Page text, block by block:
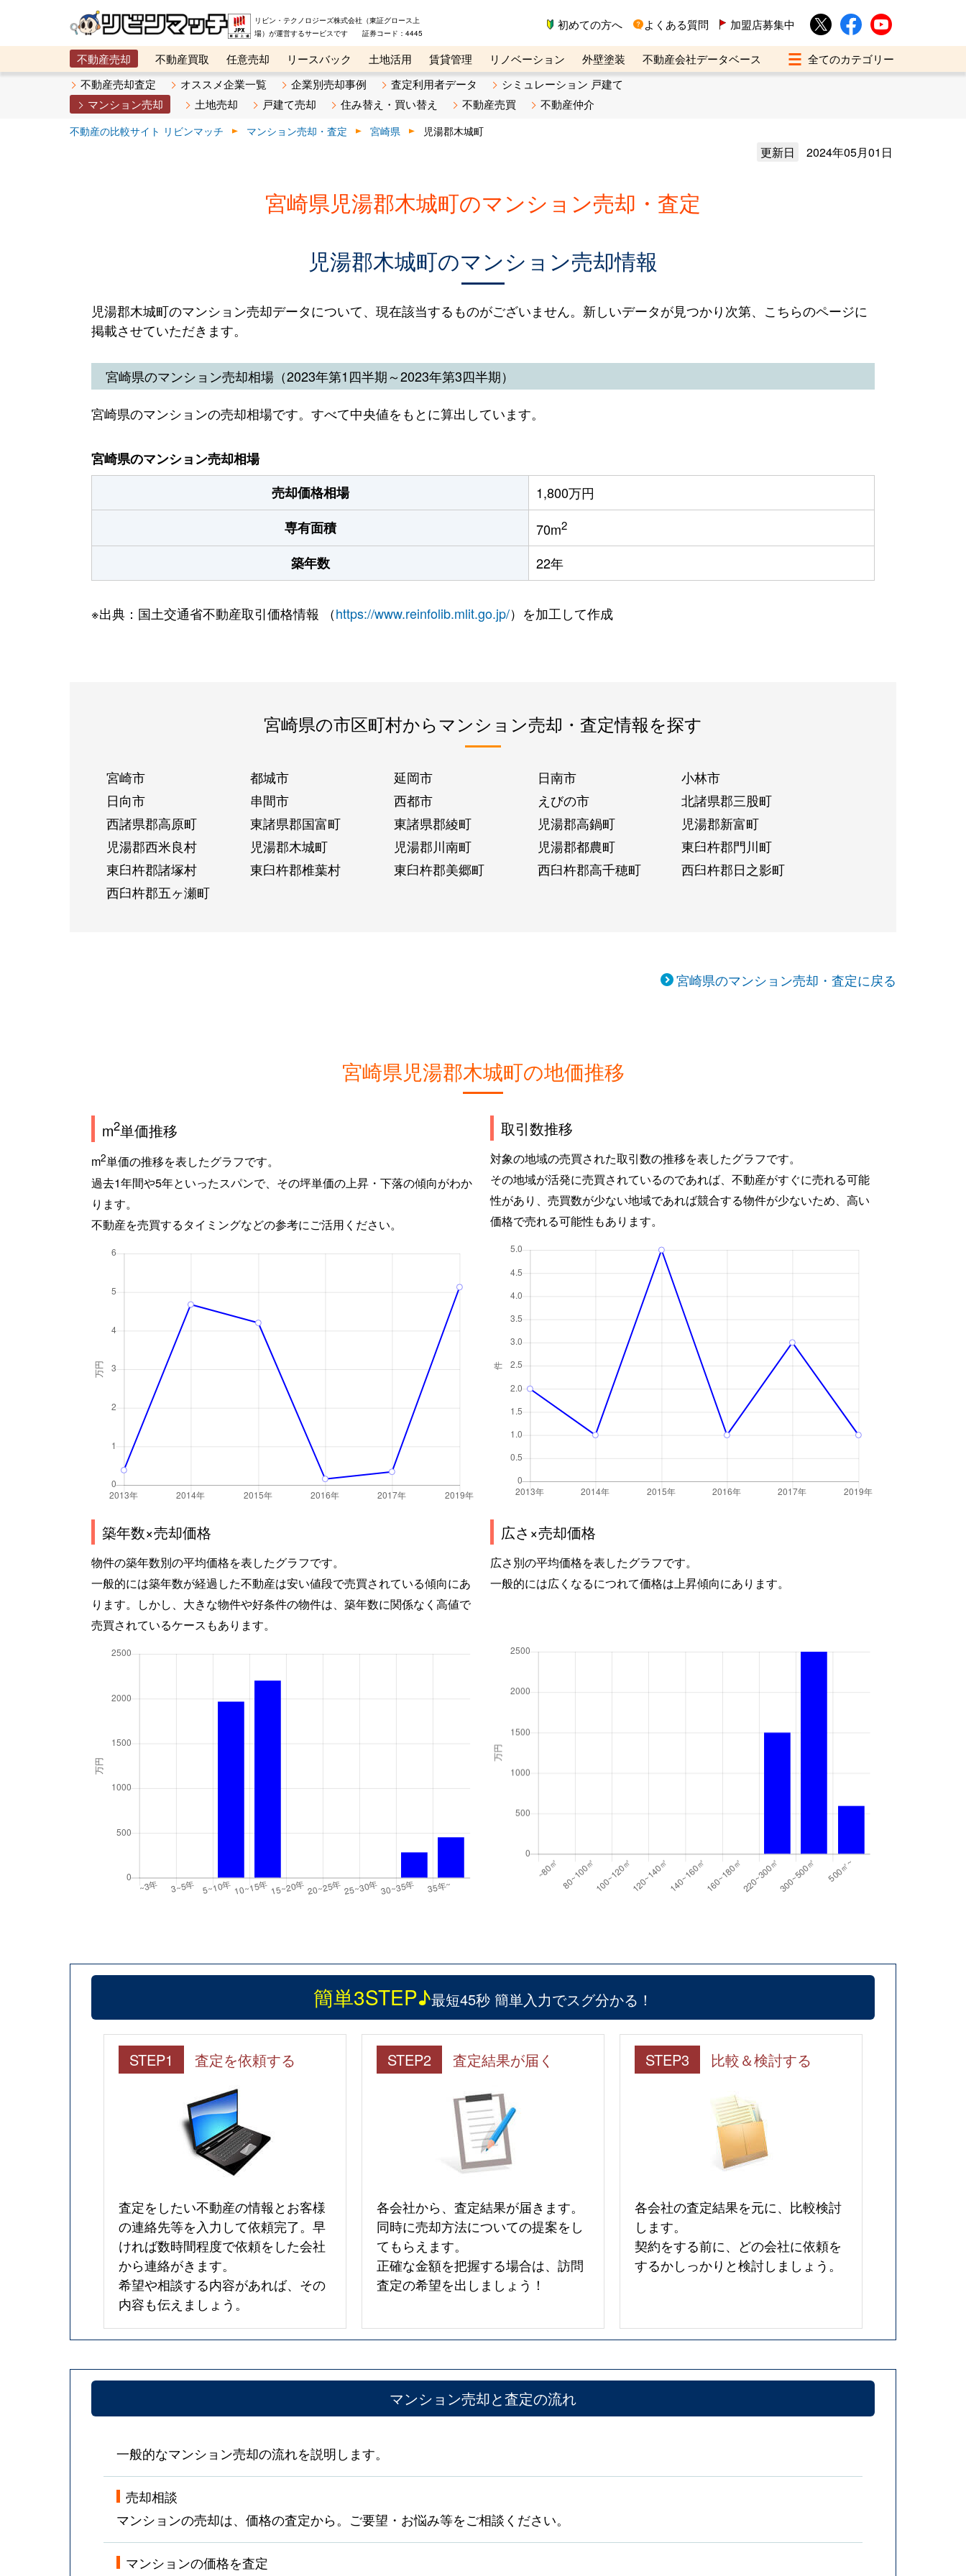
リビン・テクノロジーズ株式会社（東証グロース上
場）が運営するサービスです 証券コード：4445
初めての方へ よくある質問 加盟店募集中
不動産売却 不動産買取 任意売却 リースバック 土地活用 賃貸管理 リノベーション 外壁塗装
不動産会社データベース
メタ住宅展示場
ベスト不動産カンパニー オンライン講座 リビンマガジンBiz 不動産売却ご相談デスク
不動産売却査定 オススメ企業一覧 企業別売却事例 査定利用者データ
シミュレーション 戸建て
マンション売却
土地売却 戸建て売却 住み替え・買い替え 不動産売買 不動産仲介
不動産の比較サイト リビンマッチ マンション売却・査定 宮崎県 児湯郡木城町
更新日 2024年05月01日
宮崎県児湯郡木城町のマンション売却・査定
児湯郡木城町のマンション売却情報
児湯郡木城町のマンション売却データについて、現在該当するものがございません。新しいデータが見つかり次第、こちらのページに
掲載させていただきます。
宮崎県のマンション売却相場（2023年第1四半期～2023年第3四半期）
宮崎県のマンションの売却相場です。すべて中央値をもとに算出しています。
宮崎県のマンション売却相場
売却価格相場
1,800万円
専有面積
70m2
築年数 22年
※出典：国土交通省不動産取引価格情報 （https://www.reinfolib.mlit.go.jp/）を加工して作成
宮崎県の市区町村からマンション売却・査定情報を探す
宮崎市 都城市 延岡市 日南市
小林市
日向市
串間市 西都市 えびの市
北諸県郡三股町
西諸県郡高原町
東諸県郡国富町 東諸県郡綾町 児湯郡高鍋町
児湯郡新富町
児湯郡西米良村
児湯郡木城町 児湯郡川南町 児湯郡都農町
東臼杵郡門川町
東臼杵郡諸塚村
東臼杵郡椎葉村 東臼杵郡美郷町 西臼杵郡高千穂町
西臼杵郡日之影町
西臼杵郡五ヶ瀬町
宮崎県のマンション売却・査定に戻る
宮崎県児湯郡木城町の地価推移
m2単価推移
m2単価の推移を表したグラフです。
過去1年間や5年といったスパンで、その坪単価の上昇・下落の傾向がわか
ります。
不動産を売買するタイミングなどの参考にご活用ください。
取引数推移
対象の地域の売買された取引数の推移を表したグラフです。
その地域が活発に売買されているのであれば、不動産がすぐに売れる可能
性があり、売買数が少ない地域であれば競合する物件が少ないため、高い
価格で売れる可能性もあります。
築年数×売却価格
物件の築年数別の平均価格を表したグラフです。
一般的には築年数が経過した不動産は安い値段で売買されている傾向にあ
ります。しかし、大きな物件や好条件の物件は、築年数に関係なく高値で
売買されているケースもあります。
広さ×売却価格
広さ別の平均価格を表したグラフです。
一般的には広くなるにつれて価格は上昇傾向にあります。
簡単3STEP♪最短45秒 簡単入力でスグ分かる！
STEP1 査定を依頼する
査定をしたい不動産の情報とお客様
の連絡先等を入力して依頼完了。早
ければ数時間程度で依頼をした会社
から連絡がきます。
希望や相談する内容があれば、その
内容も伝えましょう。
STEP2 査定結果が届く
各会社から、査定結果が届きます。
同時に売却方法についての提案をし
てもらえます。
正確な金額を把握する場合は、訪問
査定の希望を出しましょう！
STEP3 比較＆検討する
各会社の査定結果を元に、比較検討
します。
契約をする前に、どの会社に依頼を
するかしっかりと検討しましょう。
マンション売却と査定の流れ
一般的なマンション売却の流れを説明します。
売却相談
マンションの売却は、価格の査定から。ご要望・お悩み等をご相談ください。
マンションの価格を査定